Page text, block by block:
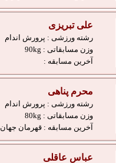
علی تبریزی
رشته ورزشی : پرورش اندام
وزن مسابقاتی : 90kg
آخرین مسابقه :
محرم پناهی
رشته ورزشی : پرورش اندام
وزن مسابقاتی : 80kg
آخرین مسابقه :قهرمان جهان 2011 مالزی وزن 80 کیلو
عباس عاقلی